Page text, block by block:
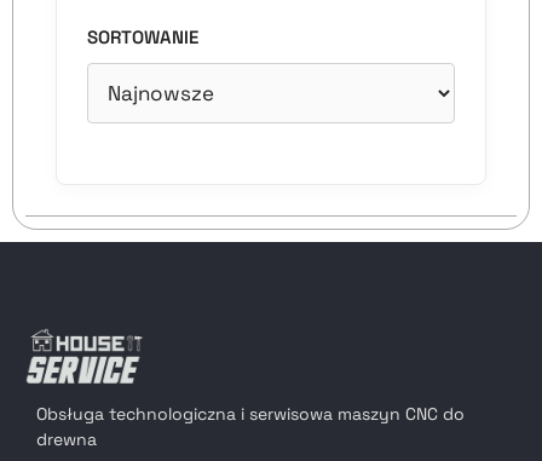
SORTOWANIE
Obsługa technologiczna i serwisowa maszyn CNC do
drewna